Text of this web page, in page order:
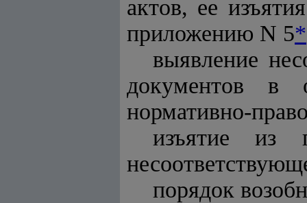
актов, ее
приложению N 5*
выявление
документов в
нормативно-
изъятие из
порядок